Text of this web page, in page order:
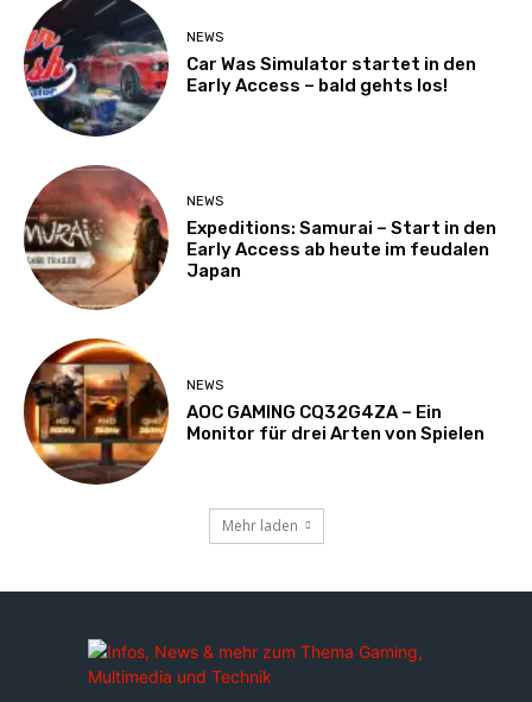
NEWS
Car Was Simulator startet in den
Early Access – bald gehts los!
NEWS
Expeditions: Samurai – Start in den
Early Access ab heute im feudalen
Japan
NEWS
AOC GAMING CQ32G4ZA – Ein
Monitor für drei Arten von Spielen
Mehr laden